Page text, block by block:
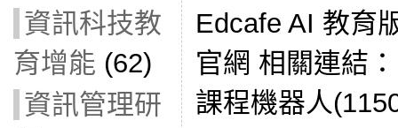
資訊科技教
育增能 (62)
資訊管理研
Edcafe AI 教育
官網 相關連結
課程機器人